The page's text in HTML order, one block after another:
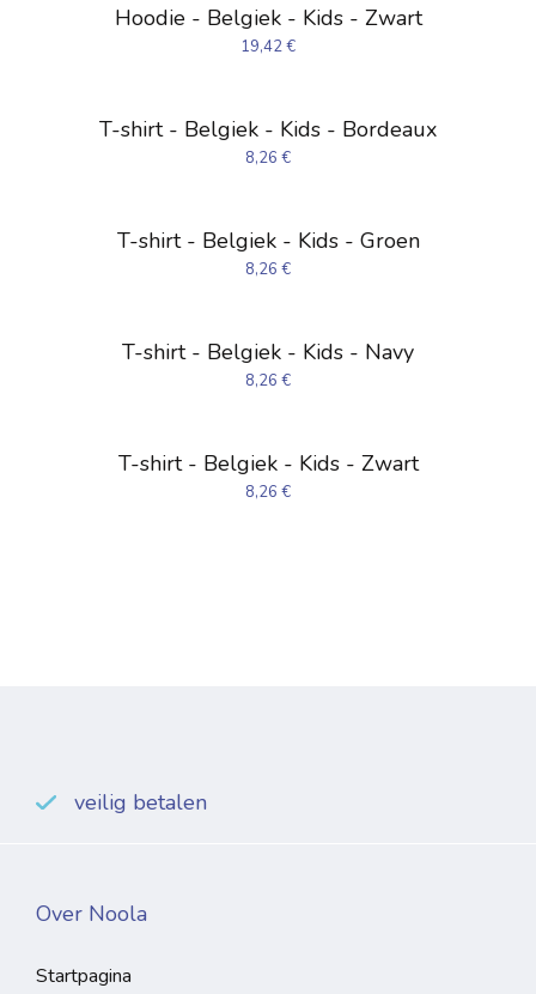
Hoodie - Belgiek - Kids - Zwart
19,42€
T-shirt - Belgiek - Kids - Bordeaux
8,26 €
T-shirt - Belgiek - Kids - Groen
8,26 €
T-shirt - Belgiek - Kids - Navy
8,26 €
T-shirt - Belgiek - Kids - Zwart
8,26 €
veilig betalen
Over Noola
Startpagina